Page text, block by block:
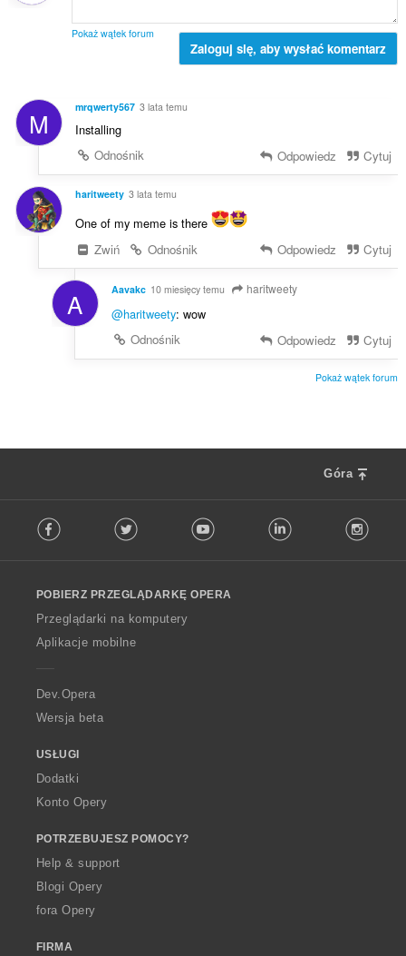
Pokaż wątek forum
Zaloguj się, aby wysłać komentarz
M mrqwerty567 3 lata temu
Installing
Odnośnik
Odpowiedz Cytuj
haritweety 3 lata temu
One of my meme is there
Zwiń
Odnośnik Odpowiedz Cytuj
A Aavakc 10 miesięcy temu haritweety
@haritweety: wow
Odnośnik
Odpowiedz Cytuj
Pokaż wątek forum
Góra
o
w
O
p
a
Facebook Twitter Youtube LinkedIn
POBIERZ PRZEGLĄDARKĘ OPERA
Przeglądarki na komputery
Aplikacje mobilne
Dev.Opera
Wersja beta
USŁUGI
Dodatki
Konto Opery
POTRZEBUJESZ POMOCY?
Help & support
Blogi Opery
fora Opery
FIRMA